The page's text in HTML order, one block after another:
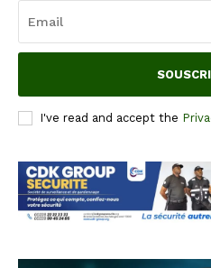
I've read and accept the